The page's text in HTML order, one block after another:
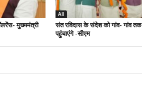
मुख्यमंत्री
All
संत रविदास के संदेश को गांव- गांव तक
पहुंचाएंगे -सीएम